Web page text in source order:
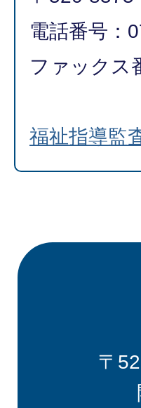
電話番号：
ファックス
福祉指導監
〒